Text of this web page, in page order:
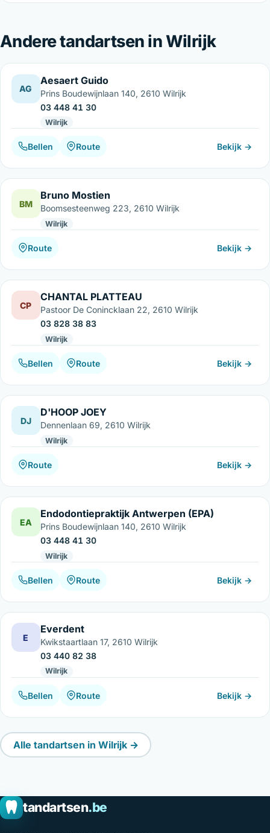
Andere tandartsen in Wilrijk
AG
Aesaert Guido
Prins Boudewijnlaan 140, 2610 Wilrijk
03 448 41 30
Wilrijk
Bellen Route Bekijk →
BM
Bruno Mostien
Boomsesteenweg 223, 2610 Wilrijk
Wilrijk
Route Bekijk →
CP
CHANTAL PLATTEAU
Pastoor De Conincklaan 22, 2610 Wilrijk
03 828 38 83
Wilrijk
Bellen Route Bekijk →
DJ
D'HOOP JOEY
Dennenlaan 69, 2610 Wilrijk
Wilrijk
Route Bekijk →
EA
Endodontiepraktijk Antwerpen (EPA)
Prins Boudewijnlaan 140, 2610 Wilrijk
03 448 41 30
Wilrijk
Bellen Route Bekijk →
E
Everdent
Kwikstaartlaan 17, 2610 Wilrijk
03 440 82 38
Wilrijk
Bellen Route Bekijk →
Alle tandartsen in Wilrijk →
tandartsen.be